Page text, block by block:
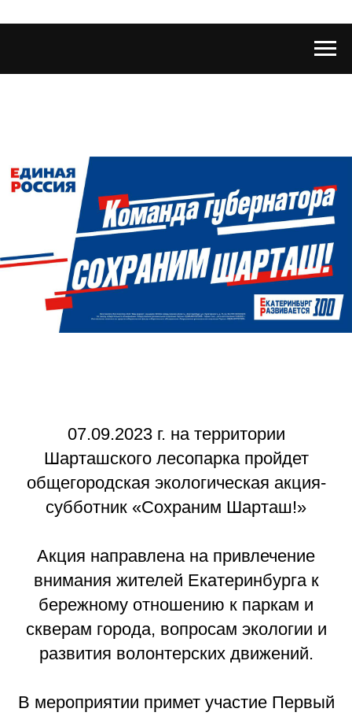
07.09.2023 г. на территории
Шарташского лесопарка пройдет
общегородская экологическая акция-
субботник «Сохраним Шарташ!»
Акция направлена на привлечение
внимания жителей Екатеринбурга к
бережному отношению к паркам и
скверам города, вопросам экологии и
развития волонтерских движений.
В мероприятии примет участие Первый